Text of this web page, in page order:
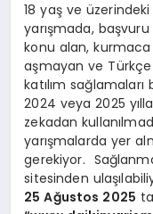
18 yaş ve üzerindeki
yarışmada,
konu alan, kurmaca
aşmayan ve Türkçe
katılım sağlamaları
2024 veya 2025
zekadan
yarışmalarda yer
gerekiyor.
sitesinden
25 Ağustos 2025